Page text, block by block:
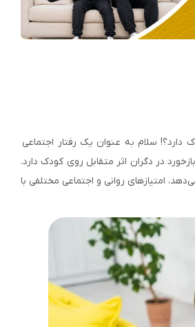
دارد؟! سلام به عنوان یک رفتار اجتماعی
در دگران اثر متقابل روی کودک دارد.
امتیازهای روانی و اجتماعی مختلفی با